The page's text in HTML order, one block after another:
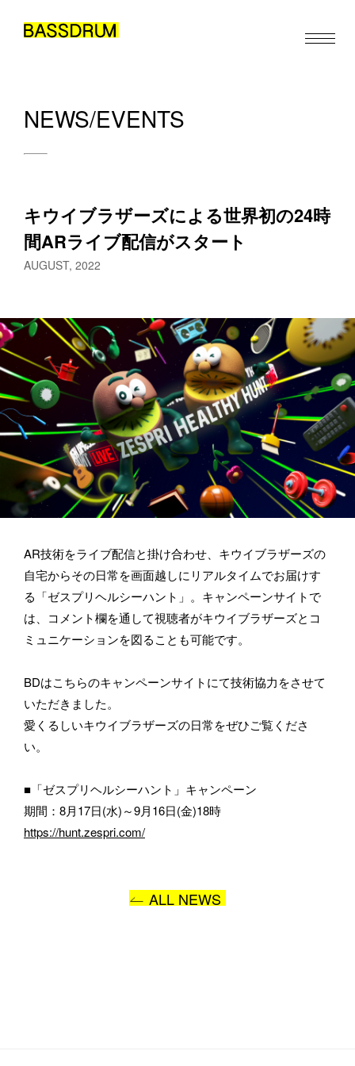
ABOUT
MEMBERS
NEWS/EVENTS
CONTACT
EN / ZH
NEWS/EVENTS
キウイブラザーズによる世界初の24時
間ARライブ配信がスタート
AUGUST, 2022
AR技術をライブ配信と掛け合わせ、キウイブラザーズの
自宅からその日常を画面越しにリアルタイムでお届けす
る「ゼスプリヘルシーハント」。キャンペーンサイトで
は、コメント欄を通して視聴者がキウイブラザーズとコ
ミュニケーションを図ることも可能です。
BDはこちらのキャンペーンサイトにて技術協力をさせて
いただきました。
愛くるしいキウイブラザーズの日常をぜひご覧くださ
い。
■「ゼスプリヘルシーハント」キャンペーン
期間：8月17日(水)～9月16日(金)18時
https://hunt.zespri.com/
ALL NEWS
お仕事のご依頼・取材のご相談など、下記のフォームからお気軽
にお問い合わせください。メールの場合は hello@bassdrum.org か
らご連絡ください。
お名前
メールアドレス
所属
BASSDRUMをどのようにお知りになりましたか？
お問い合わせ内容